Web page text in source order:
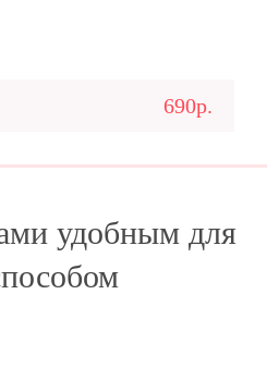
690р.
удобным для